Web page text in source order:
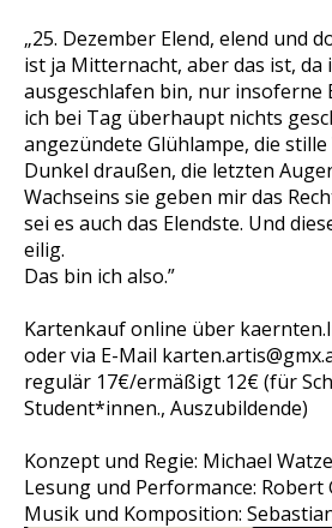
„25. Dezember Elend, elend und
ist ja Mitternacht, aber das ist, da
ausgeschlafen bin, nur insoferne
ich bei Tag überhaupt nichts
angezündete Glühlampe, die
Dunkel draußen, die letzten
Wachseins sie geben mir das
sei es auch das Elendste. Und
eilig.
Das bin ich also.”
Kartenkauf online über
oder via E-Mail
regulär 17€/ermäßigt 12€ (für
Student*innen., Auszubildende)
Konzept und Regie: Michael
Lesung und Performance: Robert
Musik und Komposition: